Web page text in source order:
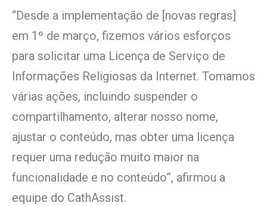
“Desde a implementação de [novas regras]
em 1º de março, fizemos vários esforços
para solicitar uma Licença de Serviço de
Informações Religiosas da Internet. Tomamos
várias ações, incluindo suspender o
compartilhamento, alterar nosso nome,
ajustar o conteúdo, mas obter uma licença
requer uma redução muito maior na
funcionalidade e no conteúdo”, afirmou a
equipe do CathAssist.